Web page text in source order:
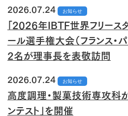
2026.07.24 お知らせ
「2026年IBTF世界フリースタ
ール選手権大会（フランス・
2名が理事長を表敬訪問
2026.07.24 お知らせ
高度調理・製菓技術専攻科
ンテスト」を開催